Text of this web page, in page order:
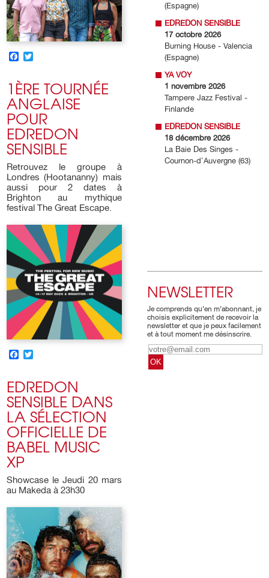
FACEBOOK
1ÈRE TOURNÉE
ANGLAISE
POUR
EDREDON
SENSIBLE
Retrouvez le groupe à
Londres (Hootananny) mais
aussi pour 2 dates à
Brighton au mythique
festival The Great Escape.
FACEBOOK
EDREDON
SENSIBLE DANS
LA SÉLECTION
OFFICIELLE DE
BABEL MUSIC
XP
Showcase le Jeudi 20 mars
au Makeda à 23h30
(Espagne)
EDREDON SENSIBLE
17 octobre 2026
Burning House - Valencia
(Espagne)
YA VOY
1 novembre 2026
Tampere Jazz Festival -
Finlande
EDREDON SENSIBLE
18 décembre 2026
La Baie Des Singes -
Cournon-d'Auvergne (63)
NEWSLETTER
Je comprends qu’en m’abonnant, je
choisis explicitement de recevoir la
newsletter et que je peux facilement
et à tout moment me désinscrire.